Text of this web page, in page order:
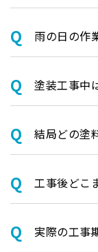
⾬の日の作
塗装⼯事中
結局どの塗
⼯事後どこ
実際の⼯事